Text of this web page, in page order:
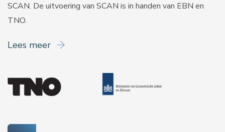
SCAN. De uitvoering van SCAN is in handen van EBN en
TNO.
Lees meer